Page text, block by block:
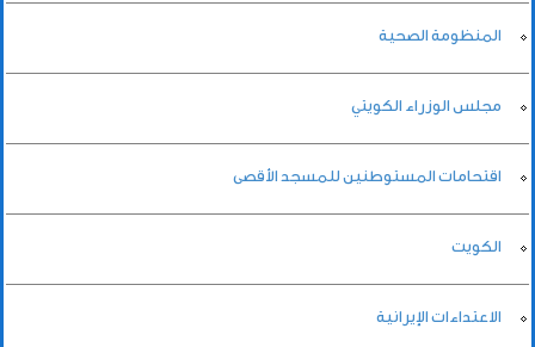
المنظومة الصحية
مجلس الوزراء الكويتي
اقتحامات المستوطنين للمسجد الأقصى
الكويت
الاعتداءات الإيرانية